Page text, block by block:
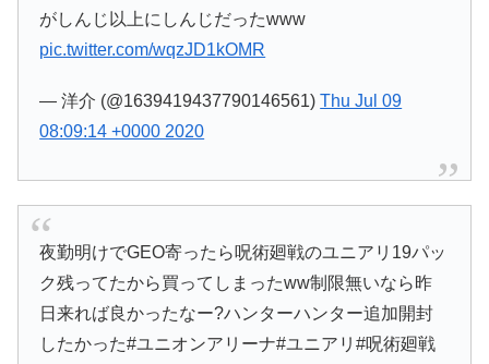
がしんじ以上にしんじだったwww
pic.twitter.com/wqzJD1kOMR
— 洋介 (@1639419437790146561)Thu Jul 09
08:09:14 +0000 2020
夜勤明けでGEO寄ったら呪術廻戦のユニアリ19パッ
ク残ってたから買ってしまったww制限無いなら昨
日来れば良かったなー?ハンターハンター追加開封
したかった#ユニオンアリーナ#ユニアリ#呪術廻戦